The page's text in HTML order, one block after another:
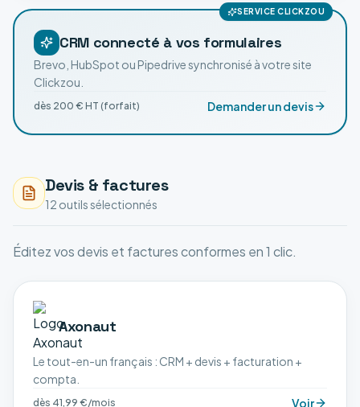
SERVICE CLICKZOU
CRM connecté à vos formulaires
Brevo, HubSpot ou Pipedrive synchronisé à votre site
Clickzou.
dès 200 € HT (forfait) Demander un devis
Devis & factures
12 outilssélectionnés
Éditez vos devis et factures conformes en 1 clic.
Axonaut
Le tout-en-un français : CRM + devis + facturation +
compta.
dès 41,99 €/mois Voir